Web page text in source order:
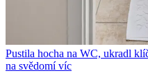
Pustila hocha na WC, ukradl
na svědomí víc